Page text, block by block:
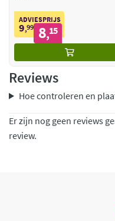
ADVIESPRIJS
9,99 8,15
Reviews
Hoe controleren en
Er zijn nog geen reviews
review.